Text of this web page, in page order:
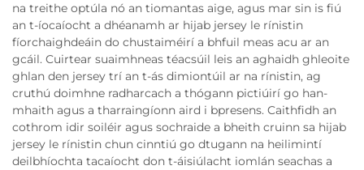
na treithe optúla nó an tiomantas aige, agus mar sin is fiú
an t-íocaíocht a dhéanamh ar hijab jersey le rínistin
fíorchaighdeáin do chustaiméirí a bhfuil meas acu ar an
gcáil. Cuirtear suaimhneas téacsúil leis an aghaidh ghleoite
ghlan den jersey trí an t-ás dimiontúil ar na rínistin, ag
cruthú doimhne radharcach a thógann pictiúirí go han-
mhaith agus a tharraingíonn aird i bpresens. Caithfidh an
cothrom idir soiléir agus sochraide a bheith cruinn sa hijab
jersey le rínistin chun cinntiú go dtugann na heilimintí
deilbhíochta tacaíocht don t-áisiúlacht iomlán seachas a